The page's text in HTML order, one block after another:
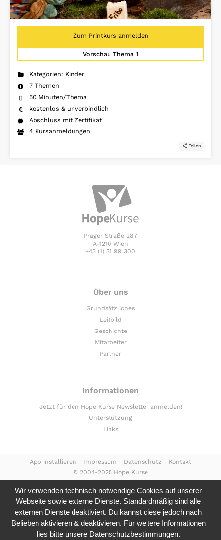
Zum Printkurs anmelden
Vorschau Thema 1
Kategorien: Kinder
7 Themen
50 Minuten/Thema
kostenlos & unverbindlich
Abschluss mit Zertifikat
4 Kursanmeldungen
Teilen
Prager Straße 287
A-1210 Wien
+43 (1) 31 99 300
Über uns
Grundsätzliches
Leitbild
Geschichte
Mitarbeiter
Partner
Informationen
Jetzt für den Hope Kurse Newsletter anmelden!
Unterstützung
Links
© 2004-2025 Hope Kurse
App installieren Impressum Datenschutz Kontakt
Wir verwenden technisch notwendige Cookies auf unserer
Webseite sowie externe Dienste. Standardmäßig sind alle
externen Dienste deaktiviert. Du kannst diese jedoch nach
Belieben aktivieren & deaktivieren. Für weitere Informationen
lies bitte unsere Datenschutzbestimmungen.